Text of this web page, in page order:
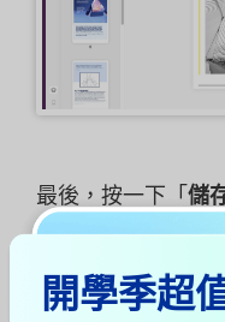
最後，按一下「 儲
用到您的文件中。
以下是如何使用
開學季超